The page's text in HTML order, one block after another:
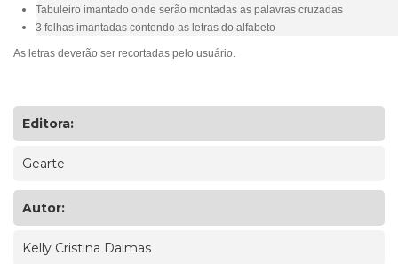
Tabuleiro imantado onde serão montadas as palavras cruzadas
3 folhas imantadas contendo as letras do alfabeto
As letras deverão ser recortadas pelo usuário.
Editora:
Gearte
Autor:
Kelly Cristina Dalmas